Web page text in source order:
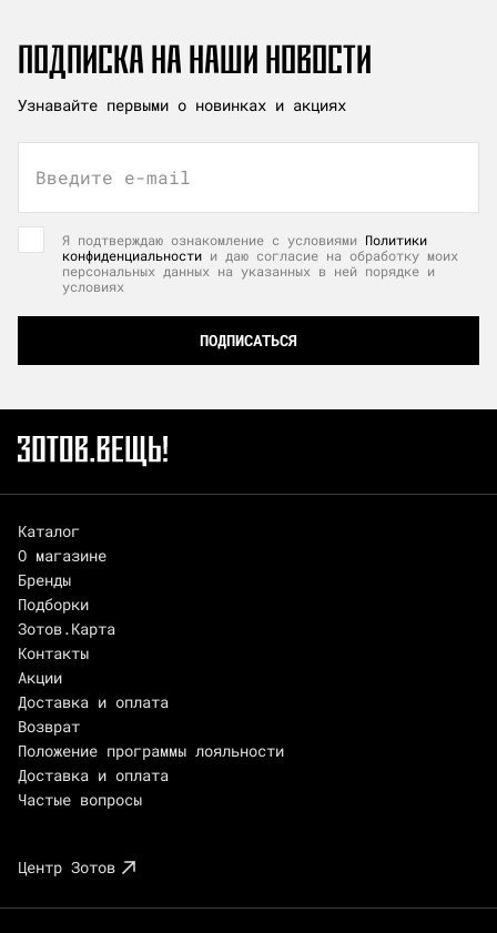
ПОДПИСКА НА НАШИ НОВОСТИ
Узнавайте первыми о новинках и акциях
Введите e-mail
Я подтверждаю ознакомление с условиями Политики
конфиденциальности и даю согласие на обработку моих
персональных данных на указанных в ней порядке и
условиях
ПОДПИСАТЬСЯ
Каталог
О магазине
Бренды
Подборки
Зотов.Карта
Контакты
Акции
Доставка и оплата
Возврат
Положение программы лояльности
Доставка и оплата
Частые вопросы
Центр Зотов